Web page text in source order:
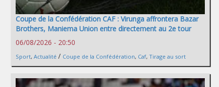
Coupe de la Confédération CAF : Virunga affrontera Bazar
Brothers, Maniema Union entre directement au 2e tour
06/08/2026 - 20:50
Sport, Actualité / Coupe de la Confédération, Caf, Tirage au sort